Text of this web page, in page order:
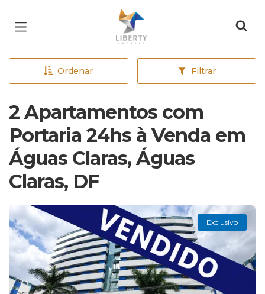
Página inicial
Ordenar Filtrar
2 Apartamentos com
Portaria 24hs à Venda em
Águas Claras, Águas
Claras, DF
Exclusivo